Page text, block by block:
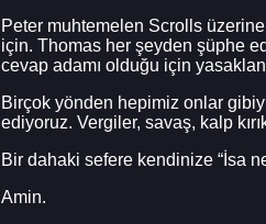
Peter muhtemelen Scrolls
için. Thomas her şeyden şüphe
cevap adamı olduğu için
Birçok yönden hepimiz onlar
ediyoruz. Vergiler, savaş, kalp
Bir dahaki sefere kendinize “İsa
Amin.